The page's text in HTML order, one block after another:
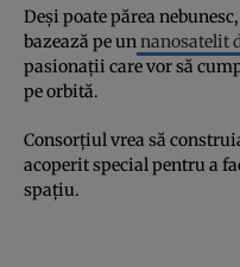
Deși poate părea
bazează pe unnanosatelit
pasionații care vor să
pe orbită.
Consorțiul vrea să
acoperit special pentru a
spațiu.